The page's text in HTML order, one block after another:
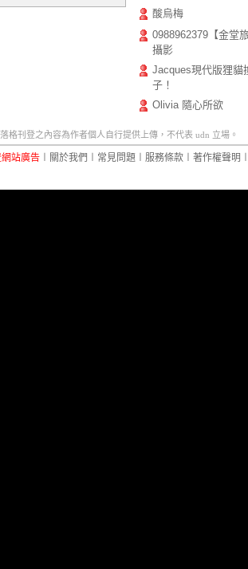
酸烏梅
0988962379【金堂
攝影
Jacques現代版狸貓
子！
Olivia 隨心所欲
格刊登之內容為作者個人自行提供上傳，不代表 udn 立場。
站廣告 關於我們 常見問題 服務條款 著作權聲明